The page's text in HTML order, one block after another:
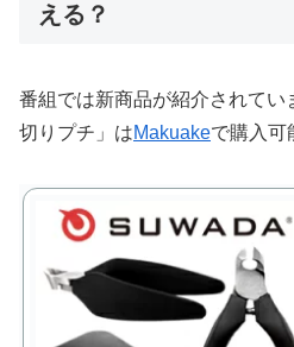
える？
番組では新商品が紹介されてい
切りプチ」はMakuakeで購入可